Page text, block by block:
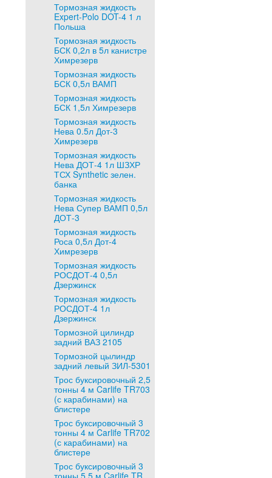
Тормозная жидкость
Expert-Polo DOT-4 1 л
Польша
Тормозная жидкость
БСК 0,2л в 5л канистре
Химрезерв
Тормозная жидкость
БСК 0,5л ВАМП
Тормозная жидкость
БСК 1,5л Химрезерв
Тормозная жидкость
Нева 0.5л Дот-3
Химрезерв
Тормозная жидкость
Нева ДОТ-4 1л ШЗХР
ТСХ Synthetic зелен.
банка
Тормозная жидкость
Нева Супер ВАМП 0,5л
ДОТ-3
Тормозная жидкость
Роса 0,5л Дот-4
Химрезерв
Тормозная жидкость
РОСДОТ-4 0,5л
Дзержинск
Тормозная жидкость
РОСДОТ-4 1л
Дзержинск
Тормозной цилиндр
задний ВАЗ 2105
Тормозной цылиндр
задний левый ЗИЛ-5301
Трос буксировочный 2,5
тонны 4 м Carlife TR703
(с карабинами) на
блистере
Трос буксировочный 3
тонны 4 м Carlife TR702
(с карабинами) на
блистере
Трос буксировочный 3
тонны 5,5 м Carlife TR